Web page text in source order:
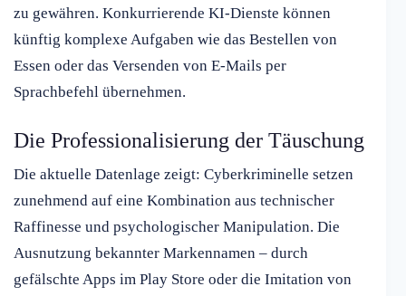
zu gewähren. Konkurrierende KI-Dienste können
künftig komplexe Aufgaben wie das Bestellen von
Essen oder das Versenden von E-Mails per
Sprachbefehl übernehmen.
Die Professionalisierung der Täuschung
Die aktuelle Datenlage zeigt: Cyberkriminelle setzen
zunehmend auf eine Kombination aus technischer
Raffinesse und psychologischer Manipulation. Die
Ausnutzung bekannter Markennamen – durch
gefälschte Apps im Play Store oder die Imitation von